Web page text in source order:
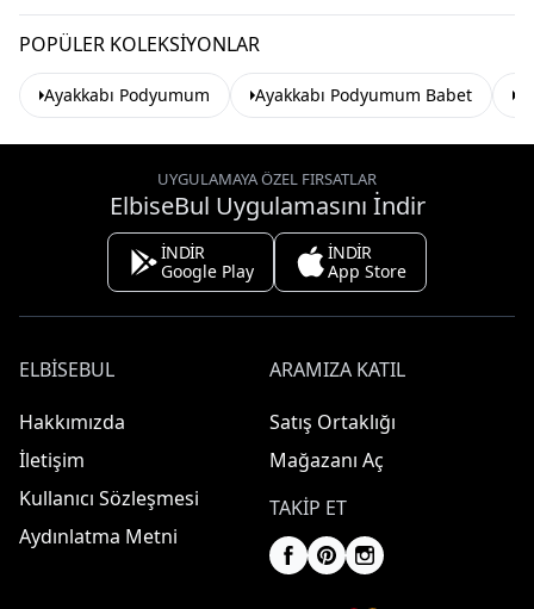
POPÜLER KOLEKSIYONLAR
Ayakkabı Podyumum Ayakkabı Podyumum Babet
UYGULAMAYA ÖZEL FIRSATLAR
ElbiseBul Uygulamasını İndir
İNDİR
Google Play
İNDİR
App Store
ELBISEBUL
Hakkımızda
İletişim
Kullanıcı Sözleşmesi
Aydınlatma Metni
ARAMIZA KATIL
Satış Ortaklığı
Mağazanı Aç
TAKIP ET